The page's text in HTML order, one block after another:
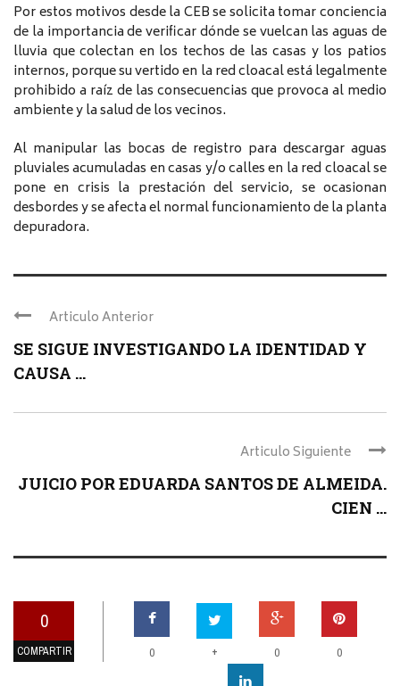
Por estos motivos desde la CEB se solicita tomar conciencia
de la importancia de verificar dónde se vuelcan las aguas de
lluvia que colectan en los techos de las casas y los patios
internos, porque su vertido en la red cloacal está legalmente
prohibido a raíz de las consecuencias que provoca al medio
ambiente y la salud de los vecinos.
Al manipular las bocas de registro para descargar aguas
pluviales acumuladas en casas y/o calles en la red cloacal se
pone en crisis la prestación del servicio, se ocasionan
desbordes y se afecta el normal funcionamiento de la planta
depuradora.
Articulo Anterior
SE SIGUE INVESTIGANDO LA IDENTIDAD Y
CAUSA ...
Articulo Siguiente
JUICIO POR EDUARDA SANTOS DE ALMEIDA.
CIEN ...
0
COMPARTIR 0 + 0 0